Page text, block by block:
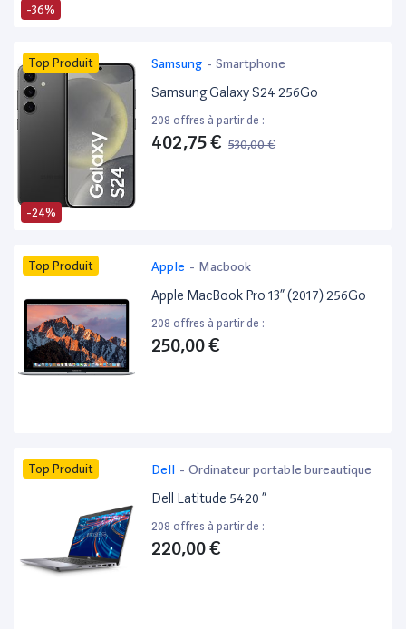
-36%
-24%
Top Produit Samsung - Smartphone
Samsung Galaxy S24 256Go
208 offres à partir de :
402,75 € 530,00 €
Top Produit Apple - Macbook
Apple MacBook Pro 13” (2017) 256Go
208 offres à partir de :
250,00 €
Top Produit Dell - Ordinateur portable bureautique
Dell Latitude 5420 ”
208 offres à partir de :
220,00 €